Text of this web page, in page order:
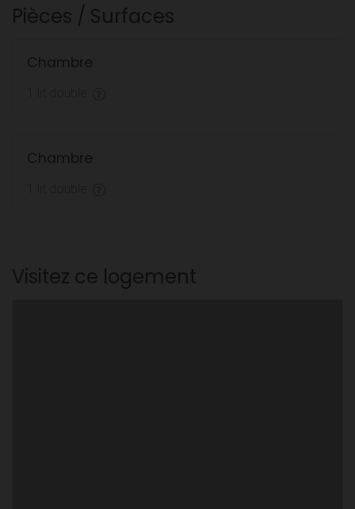
Pièces / Surfaces
Chambre
Chambre
Visitez ce logement